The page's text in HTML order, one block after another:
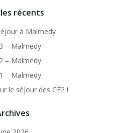
récents
à Malmedy
– Malmedy
– Malmedy
– Malmedy
le séjour des CE2 !